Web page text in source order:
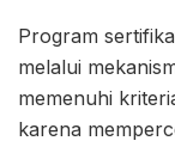
Program
melalui
memenuhi
karena